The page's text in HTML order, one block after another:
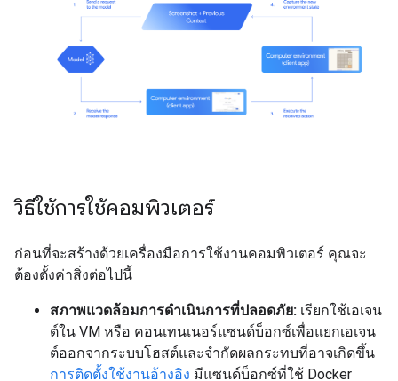
วิธีใช้การใช้คอมพิวเตอร์
ก่อนที่จะสร้างด้วยเครื่องมือการใช้งานคอมพิวเตอร์ คุณจะ
ต้องตั้งค่าสิ่งต่อไปนี้
สภาพแวดล้อมการดำเนินการที่ปลอดภัย: เรียกใช้เอเจน
ต์ใน VM หรือ คอนเทนเนอร์แซนด์บ็อกซ์เพื่อแยกเอเจน
ต์ออกจากระบบโฮสต์และจำกัดผลกระทบที่อาจเกิดขึ้น
การติดตั้งใช้งานอ้างอิง มีแซนด์บ็อกซ์ที่ใช้ Docker